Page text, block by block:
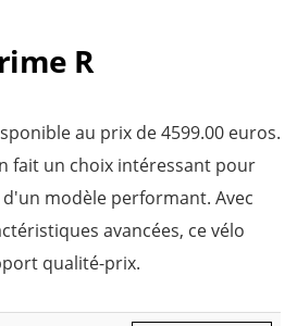
R
au prix de 4599.00 euros.
fait un choix intéressant pour
modèle performant. Avec
avancées, ce vélo
qualité-prix.